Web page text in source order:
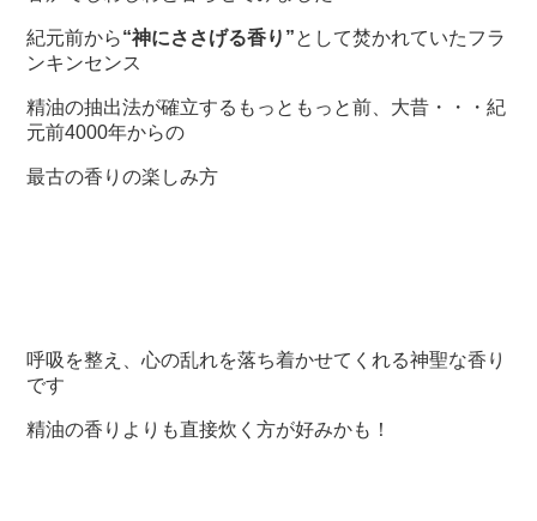
紀元前から“神にささげる香り”として焚かれていたフラ
ンキンセンス
精油の抽出法が確立するもっともっと前、大昔・・・紀
元前4000年からの
最古の香りの楽しみ方
呼吸を整え、心の乱れを落ち着かせてくれる神聖な香り
です
精油の香りよりも直接炊く方が好みかも！